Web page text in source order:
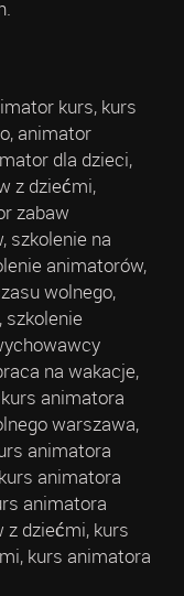
kurs, kurs
animator
dla dzieci,
z dziećmi,
zabaw
szkolenie na
animatorów,
wolnego,
szkolenie
na wakacje,
animatora
warszawa,
animatora
animatora
animatora
z dziećmi, kurs
kurs animatora